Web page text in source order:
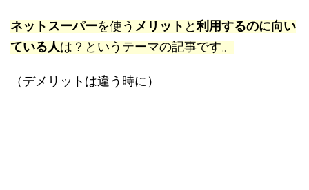
ネットスーパーを使う メリット と利用するのに向い
ている人は？というテーマの記事です。
（デメリットは違う時に）